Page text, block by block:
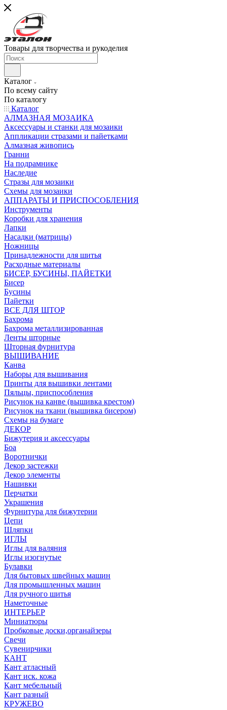
Товары для творчества и рукоделия
Каталог
По всему сайту
По каталогу
Каталог
АЛМАЗНАЯ МОЗАИКА
Аксессуары и станки для мозаики
Аппликации стразами и пайетками
Алмазная живопись
Гранни
На подрамнике
Наследие
Стразы для мозаики
Схемы для мозаики
АППАРАТЫ И ПРИСПОСОБЛЕНИЯ
Инструменты
Коробки для хранения
Лапки
Насадки (матрицы)
Ножницы
Принадлежности для шитья
Расходные материалы
БИСЕР, БУСИНЫ, ПАЙЕТКИ
Бисер
Бусины
Пайетки
ВСЕ ДЛЯ ШТОР
Бахрома
Бахрома металлизированная
Ленты шторные
Шторная фурнитура
ВЫШИВАНИЕ
Канва
Наборы для вышивания
Принты для вышивки лентами
Пяльцы, приспособления
Рисунок на канве (вышивка крестом)
Рисунок на ткани (вышивка бисером)
Схемы на бумаге
ДЕКОР
Бижутерия и аксессуары
Боа
Воротнички
Декор застежки
Декор элементы
Нашивки
Перчатки
Украшения
Фурнитура для бижутерии
Цепи
Шляпки
ИГЛЫ
Иглы для валяния
Иглы изогнутые
Булавки
Для бытовых швейных машин
Для промышленных машин
Для ручного шитья
Наметочные
ИНТЕРЬЕР
Миниатюры
Пробковые доски,органайзеры
Свечи
Сувенирчики
КАНТ
Кант атласный
Кант иск. кожа
Кант мебельный
Кант разный
КРУЖЕВО